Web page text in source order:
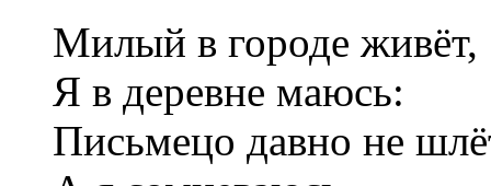
Милый в городе живёт,
Я в деревне маюсь:
Письмецо давно не